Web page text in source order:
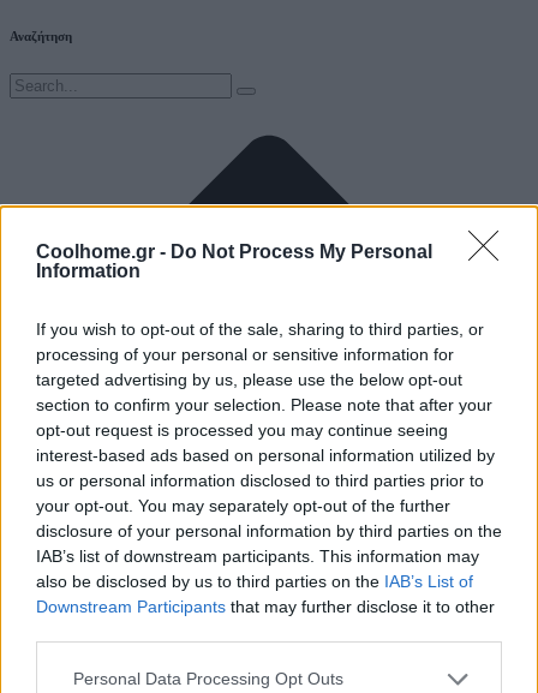
Coolhome.gr - Do Not Process My Personal
Information
If you wish to opt-out of the sale, sharing to third parties, or
processing of your personal or sensitive information for
targeted advertising by us, please use the below opt-out
section to confirm your selection. Please note that after your
opt-out request is processed you may continue seeing
interest-based ads based on personal information utilized by
us or personal information disclosed to third parties prior to
your opt-out. You may separately opt-out of the further
disclosure of your personal information by third parties on the
IAB’s list of downstream participants. This information may
also be disclosed by us to third parties on the IAB’s List of
Downstream Participants that may further disclose it to other
Personal Data Processing Opt Outs
Αναζήτηση